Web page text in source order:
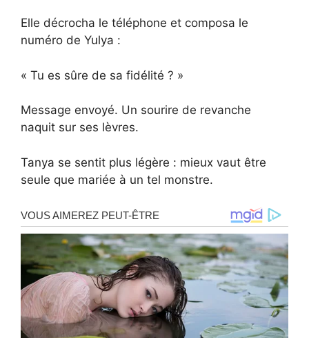
Elle décrocha le téléphone et composa le
numéro de Yulya :
« Tu es sûre de sa fidélité ? »
Message envoyé. Un sourire de revanche
naquit sur ses lèvres.
Tanya se sentit plus légère : mieux vaut être
seule que mariée à un tel monstre.